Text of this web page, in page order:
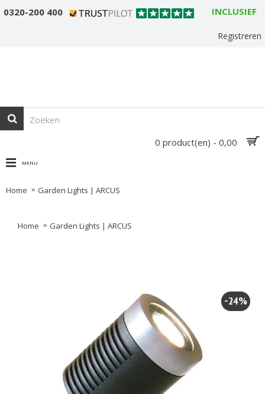
0320-200 400 INCLUSIEF
Registreren
0 product(en) - 0,00
MENU
Home Garden Lights | ARCUS
Home Garden Lights | ARCUS
-24%